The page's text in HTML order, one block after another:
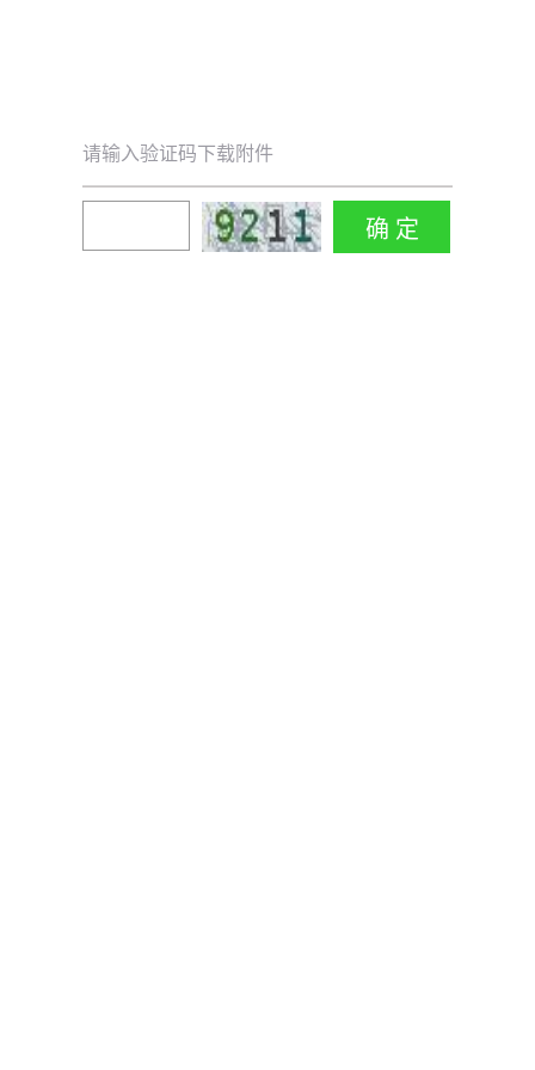
请输入验证码下载附件